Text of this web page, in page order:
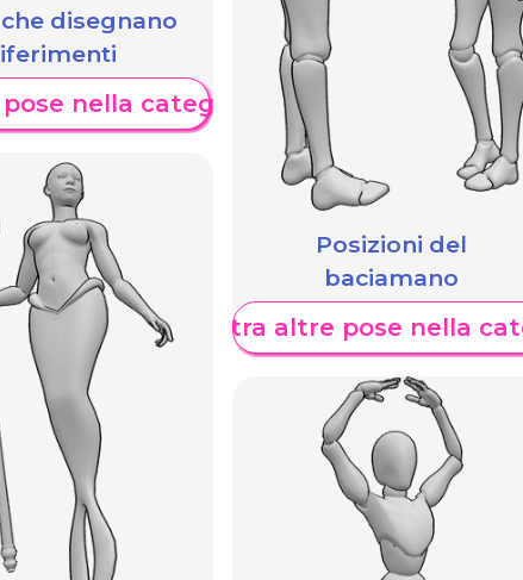
disegnano
nella categoria
Posizioni del
baciamano
Mostra altre pose nella